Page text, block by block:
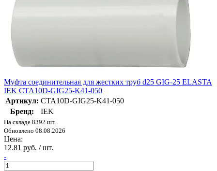
Муфта соединительная для жестких труб d25 GIG-25 ELASTA
IEK CTA10D-GIG25-K41-050
Артикул: CTA10D-GIG25-K41-050
Бренд:
IEK
На складе 8392 шт.
Обновлено 08.08.2026
Цена:
12.81 руб. / шт.
-